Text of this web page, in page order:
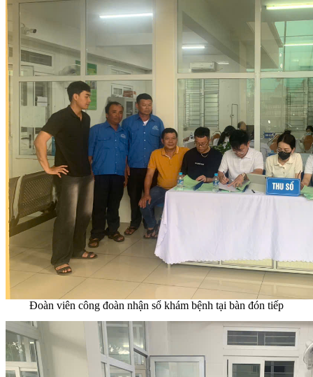
Đoàn viên công đoàn nhận sổ khám bệnh tại bàn đón tiếp